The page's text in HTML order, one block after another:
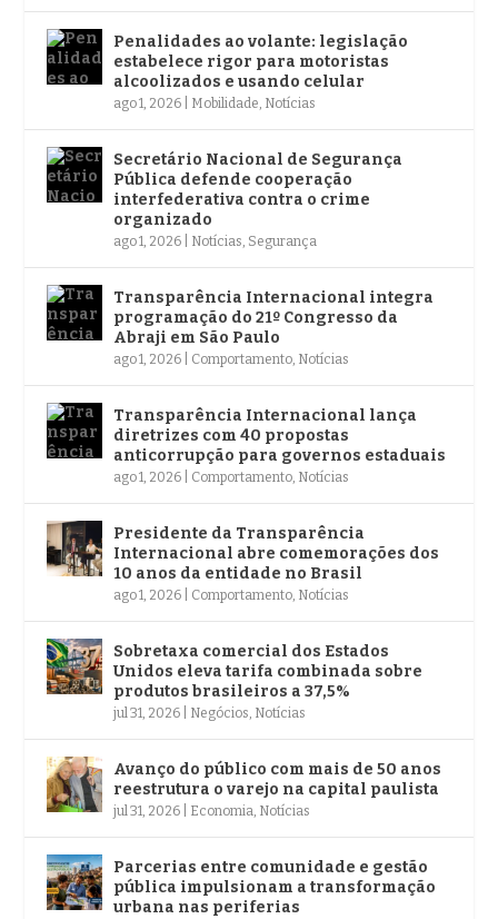
Penalidades ao volante: legislação
estabelece rigor para motoristas
alcoolizados e usando celular
ago 1, 2026 Mobilidade, Notícias
Secretário Nacional de Segurança
Pública defende cooperação
interfederativa contra o crime
organizado
ago 1, 2026 Notícias, Segurança
Transparência Internacional integra
programação do 21º Congresso da
Abraji em São Paulo
ago 1, 2026 Comportamento, Notícias
Transparência Internacional lança
diretrizes com 40 propostas
anticorrupção para governos estaduais
ago 1, 2026 Comportamento, Notícias
Presidente da Transparência
Internacional abre comemorações dos
10 anos da entidade no Brasil
ago 1, 2026 Comportamento, Notícias
Sobretaxa comercial dos Estados
Unidos eleva tarifa combinada sobre
produtos brasileiros a 37,5%
jul 31, 2026 Negócios, Notícias
Avanço do público com mais de 50 anos
reestrutura o varejo na capital paulista
jul 31, 2026 Economia, Notícias
Parcerias entre comunidade e gestão
pública impulsionam a transformação
urbana nas periferias